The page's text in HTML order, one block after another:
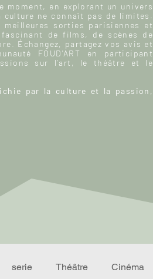
moment, en explorant un univers
ne connaît pas de limites.
meilleures sorties parisiennes et
de films, de scènes de
Échangez, partagez vos avis et
FOUD'ART en participant
sur l’art, le théâtre et le
par la culture et la passion,
serie Théâtre Cinéma